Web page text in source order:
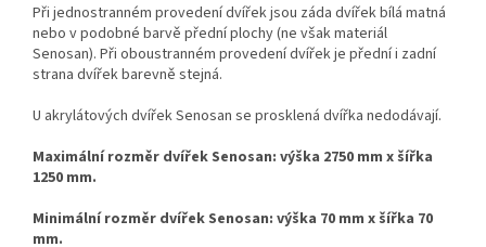
Při jednostranném provedení dvířek jsou záda dvířek bílá matná
nebo v podobné barvě přední plochy (ne však materiál
Senosan). Při oboustranném provedení dvířek je přední i zadní
strana dvířek barevně stejná.
U akrylátových dvířek Senosan se prosklená dvířka nedodávají.
Maximální rozměr dvířek Senosan: výška 2750 mm x šířka
1250 mm.
Minimální rozměr dvířek Senosan: výška 70 mm x šířka 70
mm.